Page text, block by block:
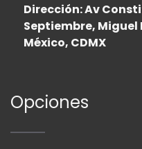
Dirección: Av
Septiembre, Miguel
México, CDMX
Opciones